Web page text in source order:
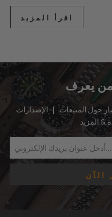
اقرأ المزيد
يعرف
حول المبيعات | الإصدارات